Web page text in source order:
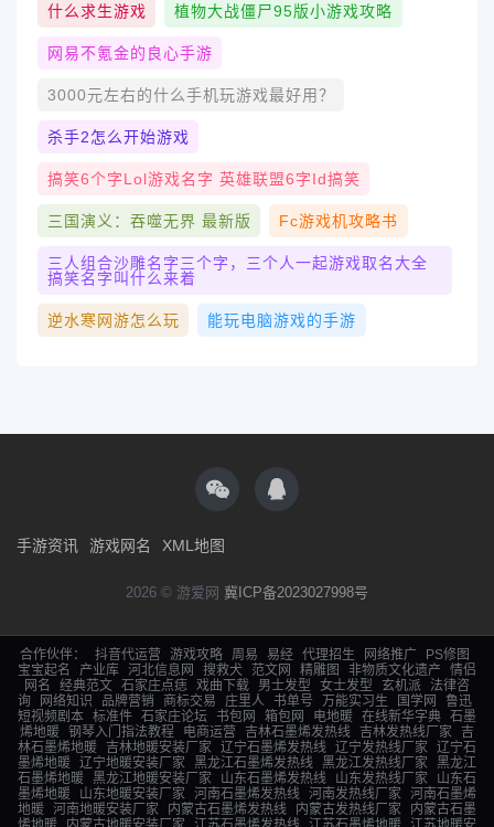
什么求生游戏 植物大战僵尸95版小游戏攻略
网易不氪金的良心手游
3000元左右的什么手机玩游戏最好用？
杀手2怎么开始游戏
搞笑6个字lol游戏名字 英雄联盟6字id搞笑
三国演义：吞噬无界 最新版 Fc游戏机攻略书
三人组合沙雕名字三个字，三个人一起游戏取名大全
搞笑名字叫什么来着
逆水寒网游怎么玩 能玩电脑游戏的手游
手游资讯 游戏网名 XML地图
2026 © 游爱网 冀ICP备2023027998号
合作伙伴： 抖音代运营 游戏攻略 周易 易经 代理招生 网络推广
PS修图
宝宝起名
产业库 河北信息网 搜救犬 范文网 精雕图 非物质文化遗产
情侣
网名
经典范文 石家庄点痣 戏曲下载 男士发型 女士发型 玄机派
法律咨
询
网络知识 品牌营销 商标交易 庄里人 书单号 万能实习生 国学网
鲁迅
短视频剧本 标准件 石家庄论坛 书包网 箱包网 电地暖 在线新华字典 石墨
烯地暖 钢琴入门指法教程 电商运营 吉林石墨烯发热线 吉林发热线厂家
吉
林石墨烯地暖
吉林地暖安装厂家 辽宁石墨烯发热线 辽宁发热线厂家
辽宁石
墨烯地暖 辽宁地暖安装厂家 黑龙江石墨烯发热线 黑龙江发热线厂家
黑龙江
石墨烯地暖 黑龙江地暖安装厂家 山东石墨烯发热线 山东发热线厂家
山东石
墨烯地暖
山东地暖安装厂家 河南石墨烯发热线 河南发热线厂家
河南石墨烯
地暖 河南地暖安装厂家 内蒙古石墨烯发热线 内蒙古发热线厂家
内蒙古石墨